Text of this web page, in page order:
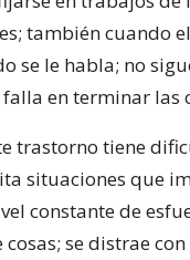
también cuando
se le habla; no
en terminar las
trastorno tiene
situaciones que
constante de
se distrae